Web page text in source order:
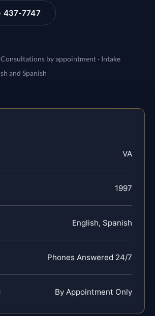
437-7747
by appointment · Intake
and Spanish
VA
1997
English, Spanish
Phones Answered 24/7
By Appointment Only